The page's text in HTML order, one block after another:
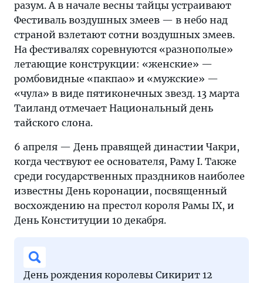
разум. А в начале весны тайцы устраивают
Фестиваль воздушных змеев — в небо над
страной взлетают сотни воздушных змеев.
На фестивалях соревнуются «разнополые»
летающие конструкции: «женские» —
ромбовидные «пакпао» и «мужские» —
«чула» в виде пятиконечных звезд. 13 марта
Таиланд отмечает Национальный день
тайского слона.
6 апреля — День правящей династии Чакри,
когда чествуют ее основателя, Раму I. Также
среди государственных праздников наиболее
известны День коронации, посвященный
восхождению на престол короля Рамы IX, и
День Конституции 10 декабря.
День рождения королевы Сикирит 12